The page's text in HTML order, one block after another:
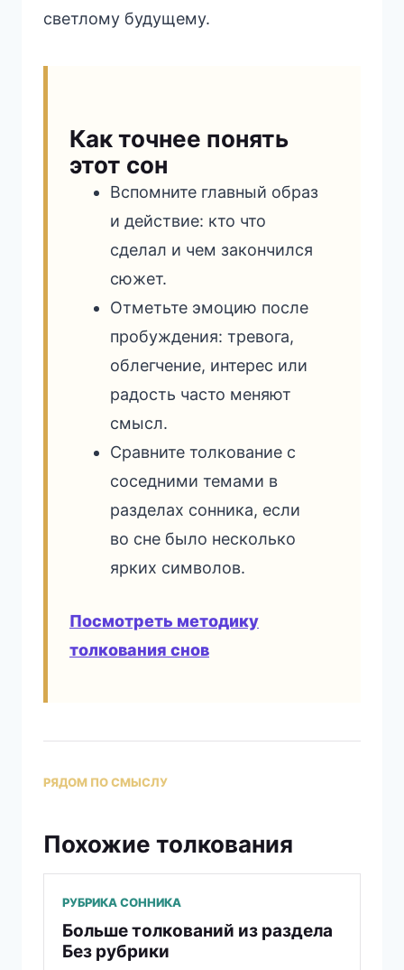
светлому будущему.
Как точнее понять
этот сон
Вспомните главный образ
и действие: кто что
сделал и чем закончился
сюжет.
Отметьте эмоцию после
пробуждения: тревога,
облегчение, интерес или
радость часто меняют
смысл.
Сравните толкование с
соседними темами в
разделах сонника, если
во сне было несколько
ярких символов.
Посмотреть методику
толкования снов
РЯДОМ ПО СМЫСЛУ
Похожие толкования
РУБРИКА СОННИКА
Больше толкований из раздела
Без рубрики